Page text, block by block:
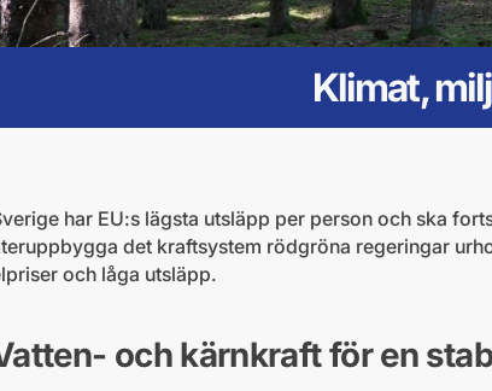
Klimat,
har EU:s lägsta utsläpp per person och ska
det kraftsystem rödgröna regeringar
och låga utsläpp.
och kärnkraft för en